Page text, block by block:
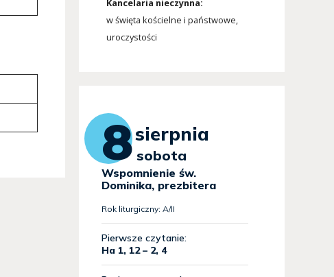
Kancelaria nieczynna:
w święta kościelne i państwowe,
uroczystości